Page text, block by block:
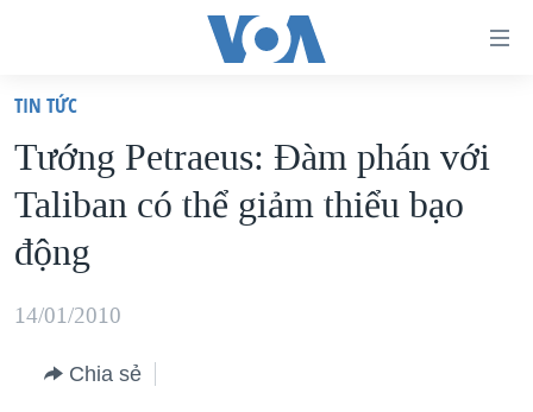
truy
cập
Tới
nội
dung
chính
VIỆT NAM
HOA KỲ
BIỂN ĐÔNG
THẾ GIỚI
DIỄN ĐÀN
TIN TỨC
Tướng Petraeus: Ðàm phán với
Taliban có thể giảm thiểu bạo
động
14/01/2010
Chia sẻ